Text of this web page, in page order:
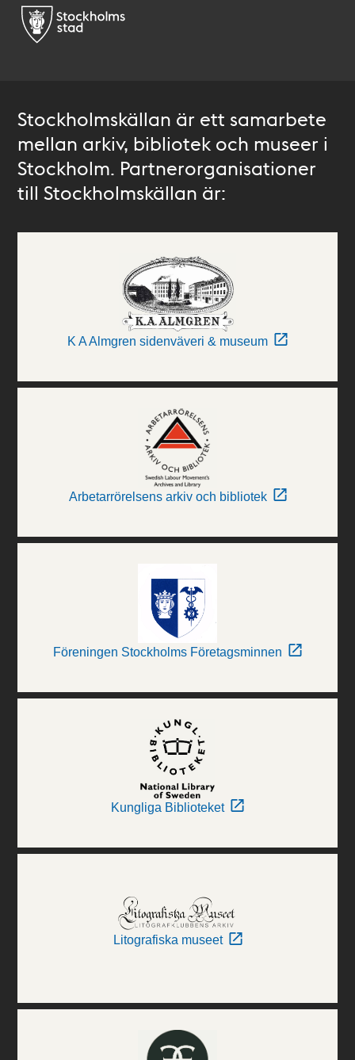
Stockholmskällan är ett samarbete
mellan arkiv, bibliotek och museer i
Stockholm. Partnerorganisationer
till Stockholmskällan är:
K A Almgren sidenväveri & museum
Arbetarrörelsens arkiv och bibliotek
Föreningen Stockholms Företagsminnen
Kungliga Biblioteket
Litografiska museet